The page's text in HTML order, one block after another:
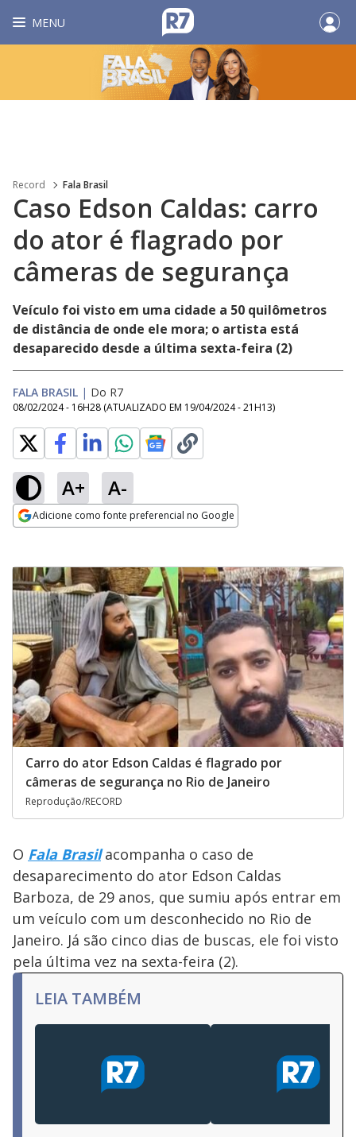
MENU
Record Fala Brasil
Caso Edson Caldas: carro
do ator é flagrado por
câmeras de segurança
Veículo foi visto em uma cidade a 50 quilômetros
de distância de onde ele mora; o artista está
desaparecido desde a última sexta-feira (2)
FALA BRASIL | Do R7
08/02/2024 - 16H28 (ATUALIZADO EM 19/04/2024 - 21H13)
A+ A-
Adicione como fonte preferencial no Google
Carro do ator Edson Caldas é flagrado por
câmeras de segurança no Rio de Janeiro
Reprodução/RECORD
O Fala Brasilacompanha o caso de
desaparecimento do ator Edson Caldas
Barboza, de 29 anos, que sumiu após entrar em
um veículo com um desconhecido no Rio de
Janeiro. Já são cinco dias de buscas, ele foi visto
pela última vez na sexta-feira (2).
LEIA TAMBÉM